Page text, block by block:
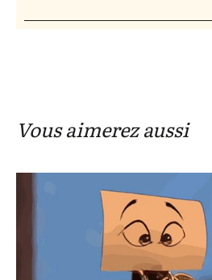
Vous aimerez aussi